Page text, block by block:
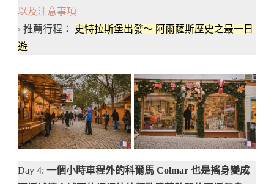
以及注意事項
› 推薦行程：
史特拉斯堡出發～ 阿爾薩斯歷史之最一日
遊
Day 4: 一個小時車程外的科爾馬 Colmar 也是搖身變成